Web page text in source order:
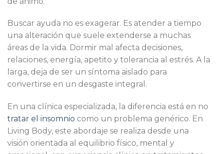
Buscar ayuda no es exagerar. Es atender a tiempo
una alteración que suele extenderse a muchas
áreas de la vida. Dormir mal afecta decisiones,
relaciones, energía, apetito y tolerancia al estrés. A la
larga, deja de ser un síntoma aislado para
convertirse en un desgaste integral.
En una clínica especializada, la diferencia está en no
tratar el insomnio como un problema genérico. En
Living Body, este abordaje se realiza desde una
visión orientada al equilibrio físico, mental y